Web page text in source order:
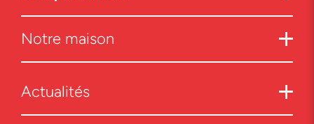
Notre maison
Actualités